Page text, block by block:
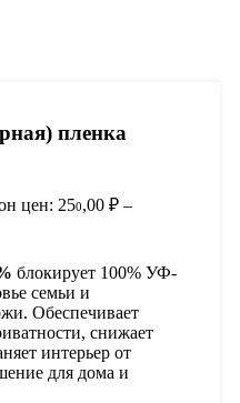
пленка
цен: 250,00 ₽ –
блокирует 100% УФ-
семьи и
Обеспечивает
снижает
интерьер от
для дома и